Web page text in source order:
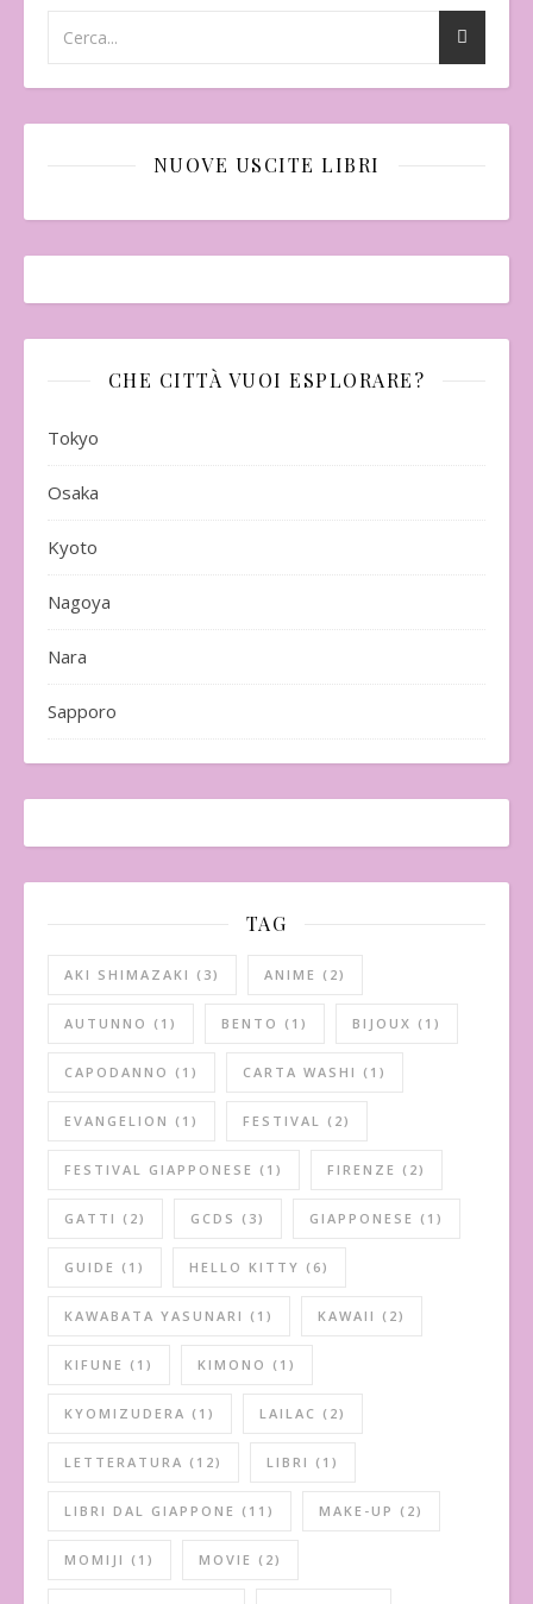
NUOVE USCITE LIBRI
CHE CITTÀ VUOI ESPLORARE?
Tokyo
Osaka
Kyoto
Nagoya
Nara
Sapporo
TAG
AKI SHIMAZAKI (3) ANIME (2)
AUTUNNO (1) BENTO (1) BIJOUX (1)
CAPODANNO (1) CARTA WASHI (1)
EVANGELION (1) FESTIVAL (2)
FESTIVAL GIAPPONESE (1) FIRENZE (2)
GATTI (2) GCDS (3) GIAPPONESE (1)
GUIDE (1) HELLO KITTY (6)
KAWABATA YASUNARI (1) KAWAII (2)
KIFUNE (1) KIMONO (1)
KYOMIZUDERA (1) LAILAC (2)
LETTERATURA (12) LIBRI (1)
LIBRI DAL GIAPPONE (11) MAKE-UP (2)
MOMIJI (1) MOVIE (2)